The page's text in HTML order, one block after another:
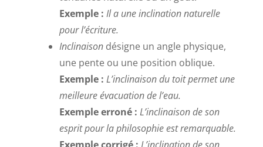
Exemple : Il a une inclination naturelle
pour l’écriture.
Inclinaisondésigne un angle physique,
une pente ou une position oblique.
Exemple : L’inclinaison du toit permet une
meilleure évacuation de l’eau.
Exemple erroné : L’inclinaison de son
esprit pour la philosophie est remarquable.